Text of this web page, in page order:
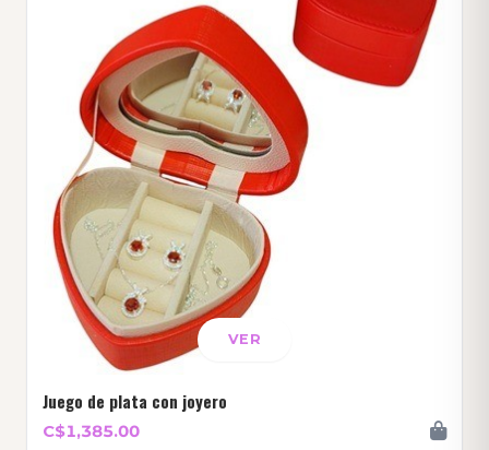
VER
Juego de plata con joyero
C$1,385.00